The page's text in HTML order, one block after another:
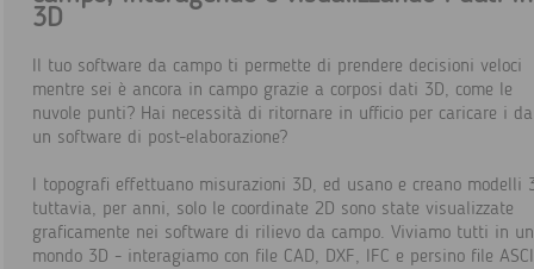
3D
Il tuo software da campo ti permette di prendere decisioni veloci
mentre sei è ancora in campo grazie a corposi dati 3D, come le
nuvole punti? Hai necessità di ritornare in ufficio per caricare i
un software di post-elaborazione?
I topografi effettuano misurazioni 3D, ed usano e creano modelli
tuttavia, per anni, solo le coordinate 2D sono state visualizzate
graficamente nei software di rilievo da campo. Viviamo tutti in un
mondo 3D - interagiamo con file CAD, DXF, IFC e persino file